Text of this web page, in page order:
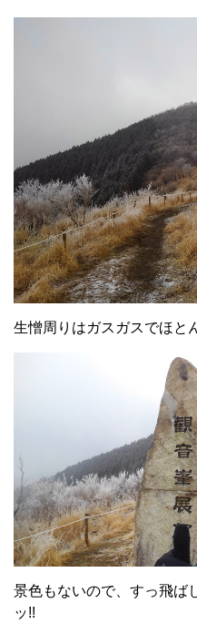
生憎周りはガスガスでほと
景色もないので、すっ飛ば
ッ!!